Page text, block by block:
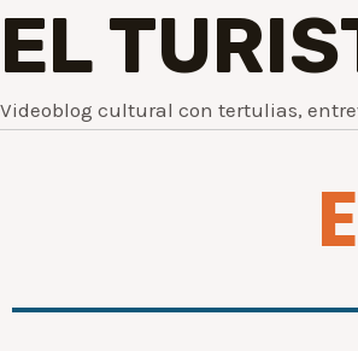
EL
Videoblog cultural con tertulias,